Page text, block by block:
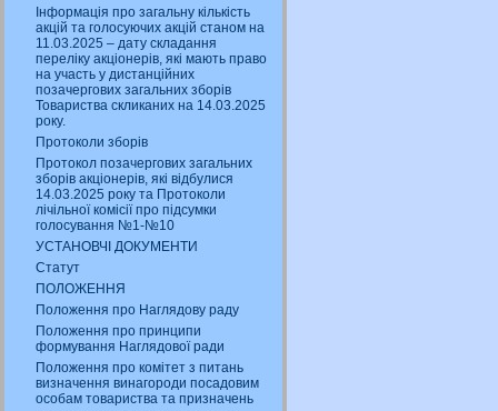
Інформація про загальну кількість
акцій та голосуючих акцій станом на
11.03.2025 – дату складання
переліку акціонерів, які мають право
на участь у дистанційних
позачергових загальних зборів
Товариства скликаних на 14.03.2025
року.
Протоколи зборів
Протокол позачергових загальних
зборів акціонерів, які відбулися
14.03.2025 року та Протоколи
лічільної комісії про підсумки
голосування №1-№10
УСТАНОВЧІ ДОКУМЕНТИ
Статут
ПОЛОЖЕННЯ
Положення про Наглядову раду
Положення про принципи
формування Наглядової ради
Положення про комітет з питань
визначення винагороди посадовим
особам товариства та призначень